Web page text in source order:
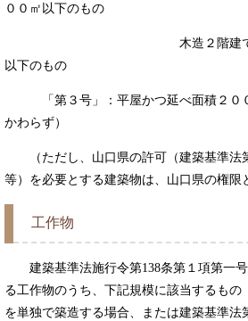
００㎡以下のもの
木造２階建て・・・延
以下のもの
「第３号」：平屋かつ延べ面積２００
かわらず）
（ただし、山口県の許可（建築基準法
等）を必要とする建築物は、山口県の権限
工作物
建築基準法施行令第138条第１項第一号
る工作物のうち、下記規模に該当するもの
を単独で築造する場合、または建築基準法